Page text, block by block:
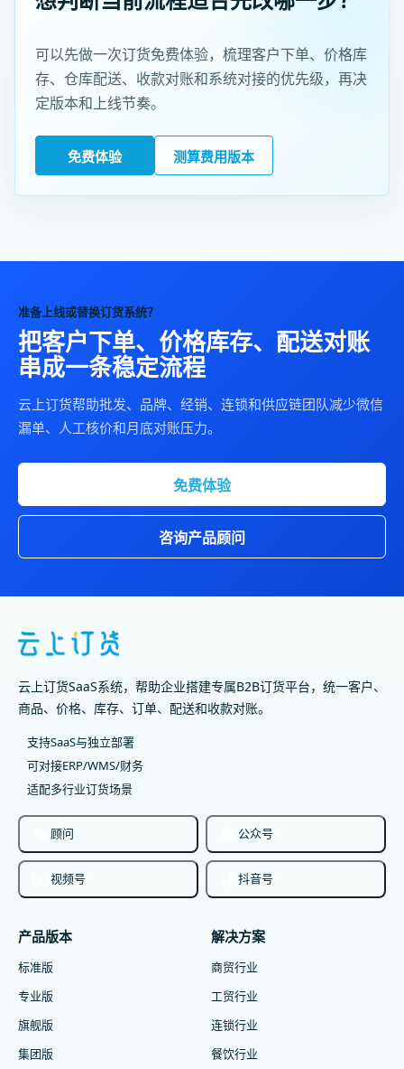
可以先做一次订货免费体验，梳理客户下单、价格库
存、仓库配送、收款对账和系统对接的优先级，再决
定版本和上线节奏。
免费体验 测算费用版本
准备上线或替换订货系统？
把客户下单、价格库存、配送对账
串成一条稳定流程
云上订货帮助批发、品牌、经销、连锁和供应链团队减少微信
漏单、人工核价和月底对账压力。
免费体验
咨询产品顾问
云上订货SaaS系统，帮助企业搭建专属B2B订货平台，统一客户、
商品、价格、库存、订单、配送和收款对账。
支持SaaS与独立部署
可对接ERP/WMS/财务
适配多行业订货场景
顾问 公众号
视频号 抖音号
产品版本
标准版
专业版
旗舰版
集团版
解决方案
商贸行业
工贸行业
连锁行业
餐饮行业